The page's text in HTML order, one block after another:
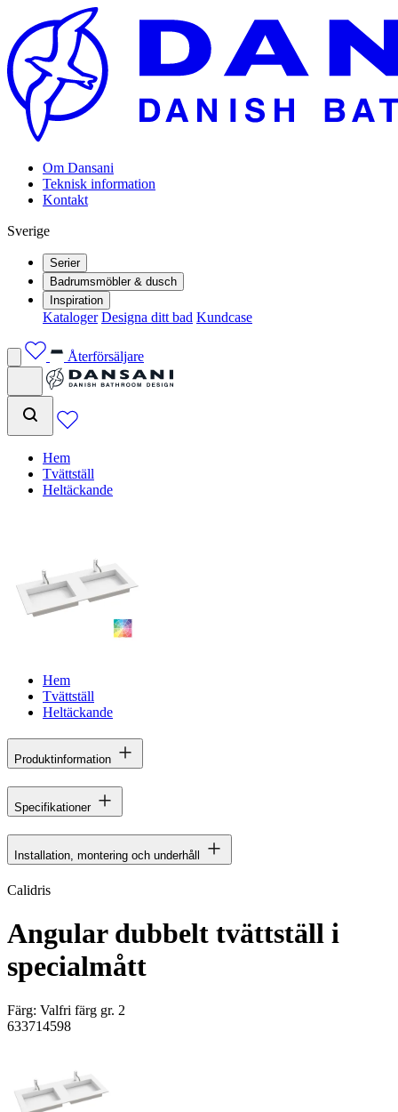
Om Dansani
Teknisk information
Kontakt
Sverige
Serier
Badrumsmöbler & dusch
Inspiration
Kataloger Designa ditt bad Kundcase
Återförsäljare
Hem
Tvättställ
Heltäckande
Hem
Tvättställ
Heltäckande
Produktinformation
Specifikationer
Installation, montering och underhåll
Calidris
Angular dubbelt tvättställ i
specialmått
Färg: Valfri färg gr. 2
633714598